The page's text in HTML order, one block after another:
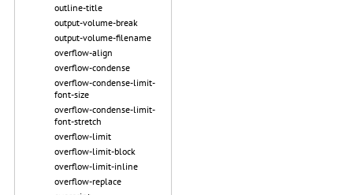
outline-title
output-volume-break
output-volume-filename
overflow-align
overflow-condense
overflow-condense-limit-
font-size
overflow-condense-limit-
font-stretch
overflow-limit
overflow-limit-block
overflow-limit-inline
overflow-replace